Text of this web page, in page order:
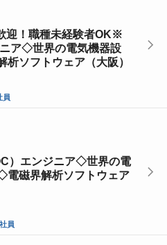
迎！職種未経験者OK※
ア◇世界の電気機器設
ソフトウェア（大阪）
員
）エンジニア◇世界の電
電磁界解析ソフトウェア
員